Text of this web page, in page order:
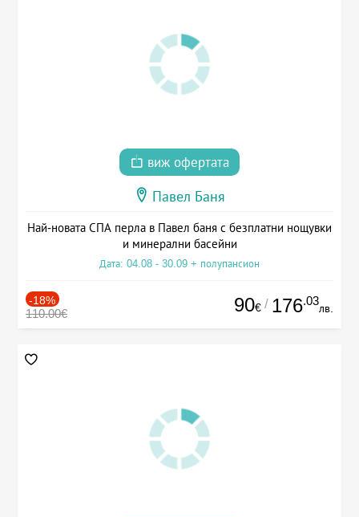
виж офертата
Павел Баня
Най-новата СПА перла в Павел баня с безплатни нощувки
и минерални басейни
Дата: 04.08 - 30.09 + полупансион
-18%
110.00€ 90€ / 176.03
лв.